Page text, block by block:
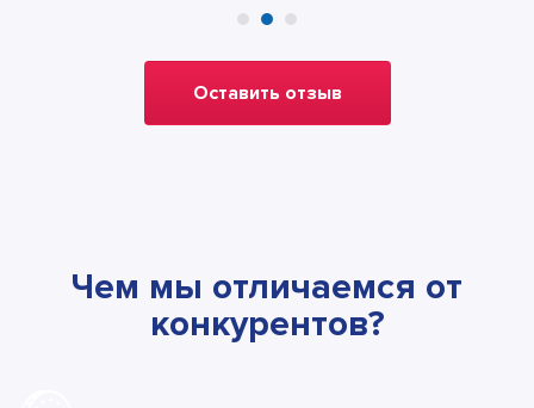
Оставить отзыв
Чем мы отличаемся от
конкурентов?